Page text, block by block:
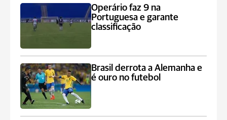
Operário faz 9 na
Portuguesa e garante
classificação
Brasil derrota a Alemanha e
é ouro no futebol